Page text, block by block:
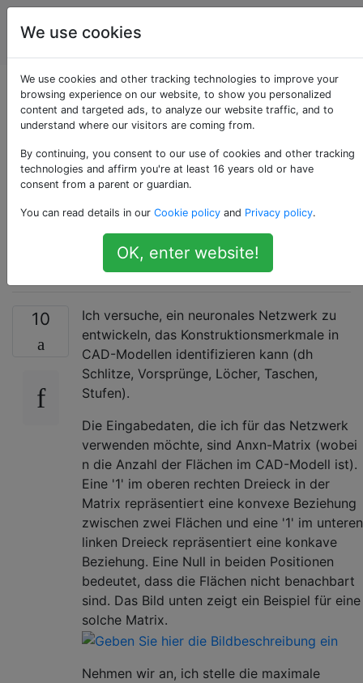
Künstliche
Intelligenz
Verwenden eines
neuronalen
Netzwerks zum
Erkennen von
Mustern in Matrizen
10
Ich versuche, ein neuronales Netzwerk zu
entwickeln, das Konstruktionsmerkmale in
CAD-Modellen identifizieren kann (dh
Schlitze, Vorsprünge, Löcher, Taschen,
Stufen).
Die Eingabedaten, die ich für das Netzwerk
verwenden möchte, sind Anxn-Matrix (wobei
n die Anzahl der Flächen im CAD-Modell ist).
Eine '1' im oberen rechten Dreieck in der
Matrix repräsentiert eine konvexe Beziehung
zwischen zwei Flächen und eine '1' im unteren
linken Dreieck repräsentiert eine konkave
Beziehung. Eine Null in beiden Positionen
bedeutet, dass die Flächen nicht benachbart
sind. Das Bild unten zeigt ein Beispiel für eine
solche Matrix.
Nehmen wir an, ich stelle die maximale
We use cookies
We use cookies and other tracking technologies to improve your
browsing experience on our website, to show you personalized
content and targeted ads, to analyze our website traffic, and to
understand where our visitors are coming from.
By continuing, you consent to our use of cookies and other tracking
technologies and affirm you're at least 16 years old or have
consent from a parent or guardian.
You can read details in our Cookie policy and Privacy policy.
OK, enter website!